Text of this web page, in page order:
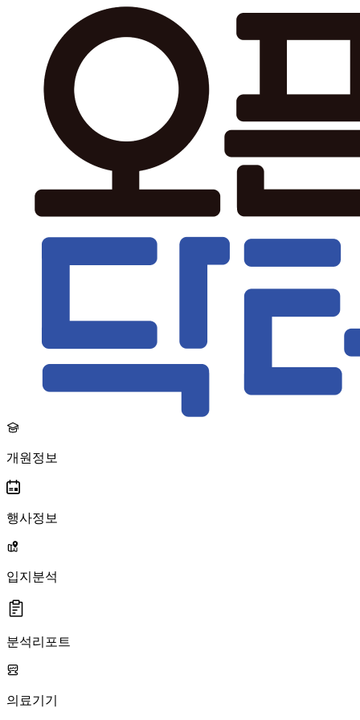
개원정보
행사정보
입지분석
분석리포트
의료기기